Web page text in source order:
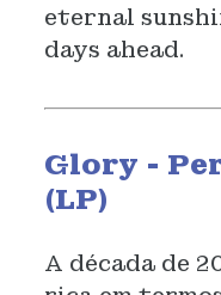
eternal
days ahead.
Glory -
(LP)
A década de